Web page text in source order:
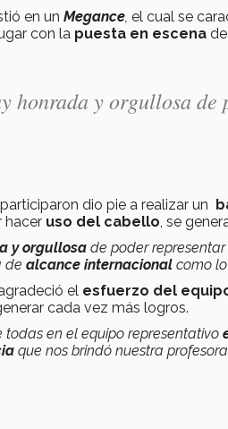
en un Megance, el cual se
con la puesta en escena
honrada y orgullosa
dio pie a realizar un
hacer uso del cabello, se
y orgullosa de poder
de alcance internacional como
el esfuerzo del
cada vez más logros.
todas en el equipo representativo
que nos brindó nuestra